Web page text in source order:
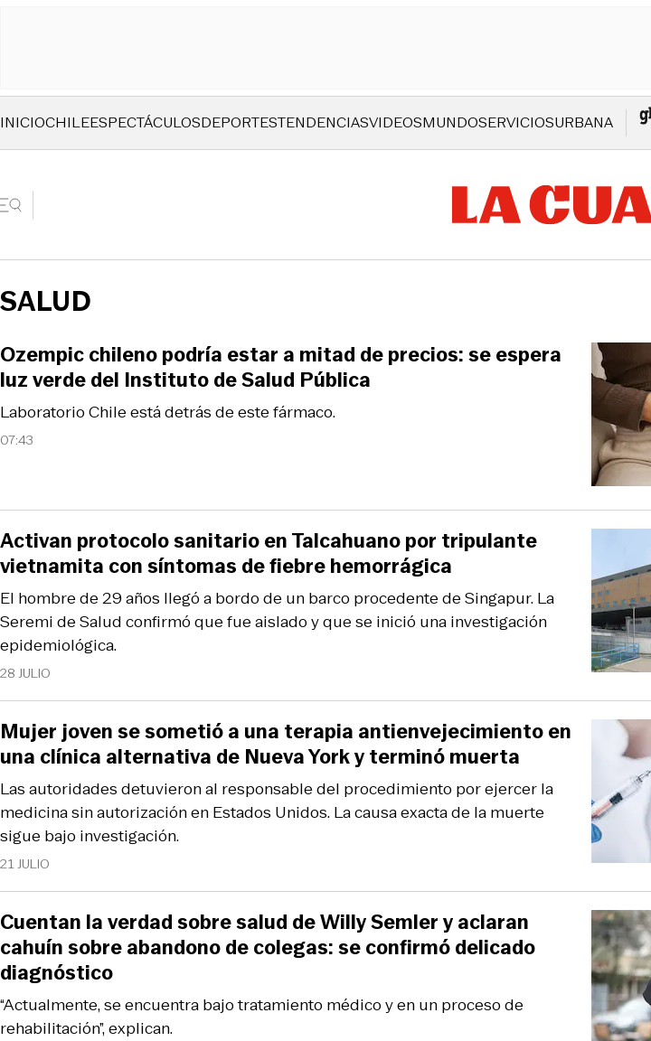
INICIOCHILEESPECTÁCULOSDEPORTESTENDENCIASVIDEOSMUNDOSERVICIOSURBANA
SALUD
07:43
Laboratorio Chile está detrás de este fármaco.
Ozempic chileno podría estar a mitad de precios: se espera
luz verde del Instituto de Salud Pública
28 JULIO
El hombre de 29 años llegó a bordo de un barco procedente de Singapur. La
Seremi de Salud confirmó que fue aislado y que se inició una investigación
epidemiológica.
Activan protocolo sanitario en Talcahuano por tripulante
vietnamita con síntomas de fiebre hemorrágica
21 JULIO
Las autoridades detuvieron al responsable del procedimiento por ejercer la
medicina sin autorización en Estados Unidos. La causa exacta de la muerte
sigue bajo investigación.
Mujer joven se sometió a una terapia antienvejecimiento en
una clínica alternativa de Nueva York y terminó muerta
“Actualmente, se encuentra bajo tratamiento médico y en un proceso de
rehabilitación”, explican.
Cuentan la verdad sobre salud de Willy Semler y aclaran
cahuín sobre abandono de colegas: se confirmó delicado
diagnóstico